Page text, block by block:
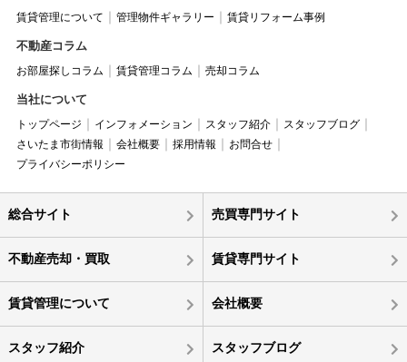
賃貸管理について 管理物件ギャラリー 賃貸リフォーム事例
不動産コラム
お部屋探しコラム 賃貸管理コラム 売却コラム
当社について
トップページ インフォメーション スタッフ紹介
スタッフブログ
さいたま市街情報
会社概要 採用情報
お問合せ
プライバシーポリシー
総合サイト 売買専門サイト
不動産売却・買取 賃貸専門サイト
賃貸管理について 会社概要
スタッフ紹介 スタッフブログ